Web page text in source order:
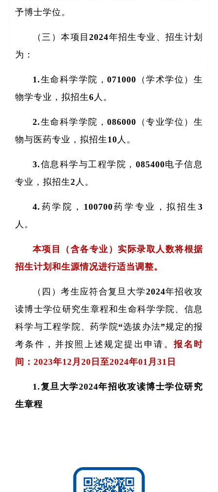
予博士学位。
（三）本项目2024年招生专业、招生计划
为：
1.生命科学学院，071000（学术学位）生
物学专业，拟招生6人。
2.生命科学学院，086000（专业学位）生
物与医药专业，拟招生10人。
3.信息科学与工程学院，085400电子信息
专业，拟招生2人。
4.药学院，100700药学专业，拟招生3
人。
本项目（含各专业）实际录取人数将根据
招生计划和生源情况进行适当调整。
（四）考生应符合复旦大学2024年招收攻
读博士学位研究生章程和生命科学学院、信息
科学与工程学院、药学院“选拔办法”规定的报
考条件，并按照上述规定提出申请。报名时
间：2023年12月20日至2024年01月31日
1.复旦大学2024年招收攻读博士学位研究
生章程